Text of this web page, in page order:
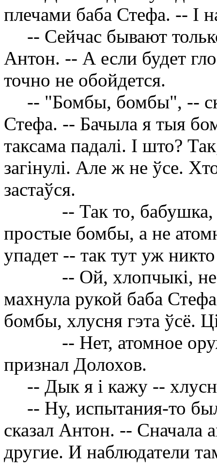
плечами баба Стефа. -- I
-- Сейчас бывают
Антон. -- А если будет
точно не обойдется.
-- "Бомбы, бомбы", --
Стефа. -- Бачыла я тыя
таксама падалi. I што?
загiнулi. Але ж не ўсе.
застаўся.
-- Так то,
простые бомбы, а не
упадет -- так тут уж
-- Ой, хлопчыкi,
махнула рукой баба
бомбы, хлусня гэта ўсё. Ц
-- Нет, атомное
признал Долохов.
-- Дык я i кажу --
-- Ну, испытания-то
сказал Антон. -- Сначала
другие. И наблюдатели